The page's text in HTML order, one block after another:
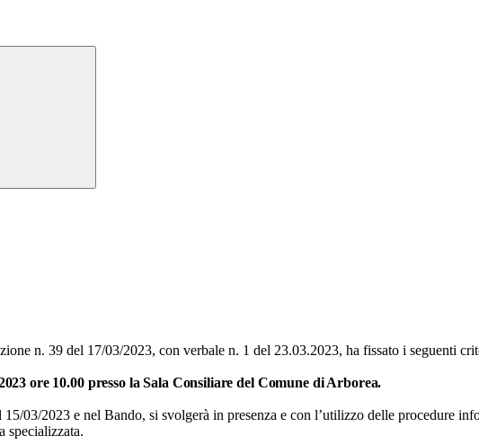
n. 39 del 17/03/2023, con verbale n. 1 del 23.03.2023, ha fissato i seguenti
ore 10.00 presso la Sala Consiliare del Comune di Arborea.
03/2023 e nel Bando, si svolgerà in presenza e con l’utilizzo delle procedure
specializzata.